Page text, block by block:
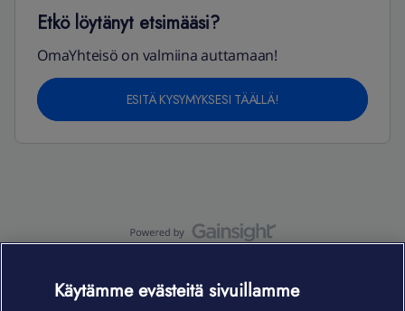
Etkö löytänyt etsimääsi?
OmaYhteisö on valmiina auttamaan!
ESITÄ KYSYMYKSESI TÄÄLLÄ!
Käytämme evästeitä sivuillamme